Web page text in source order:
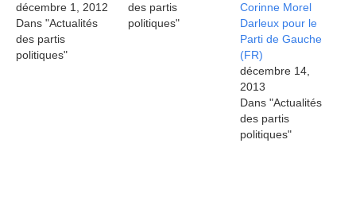
décembre 1, 2012
Dans "Actualités
des partis
politiques"
des partis
politiques"
Corinne Morel
Darleux pour le
Parti de Gauche
(FR)
décembre 14,
2013
Dans "Actualités
des partis
politiques"